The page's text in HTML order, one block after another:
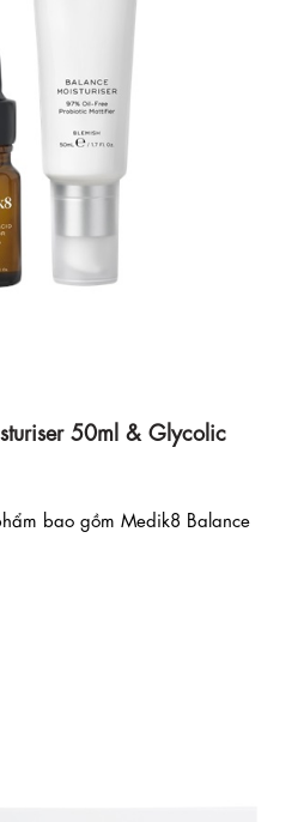
50ml & Glycolic
bao gồm Medik8 Balance